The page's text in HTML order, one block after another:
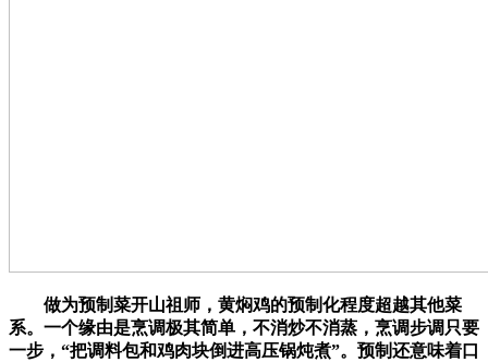
做为预制菜开山祖师，黄焖鸡的预制化程度超越其他菜
系。一个缘由是烹调极其简单，不消炒不消蒸，烹调步调只要
一步，“把调料包和鸡肉块倒进高压锅炖煮”。预制还意味着口